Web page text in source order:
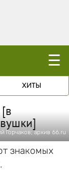
☰
ХИТЫ
Горчаков; архив 66.ru
знакомых